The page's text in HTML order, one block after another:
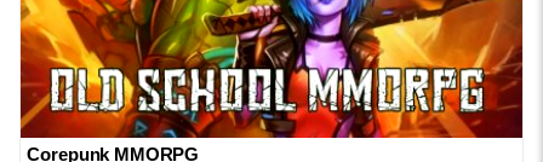
Corepunk MMORPG